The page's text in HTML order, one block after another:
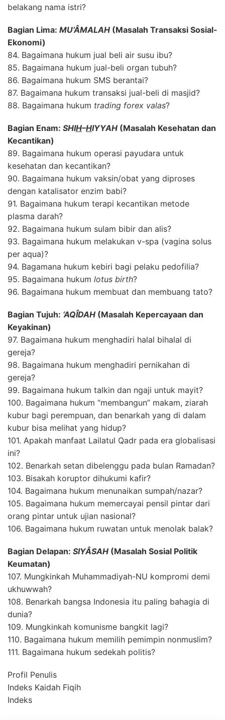
belakang nama istri?
Bagian Lima: MU‘ÂMALAH (Masalah Transaksi Sosial-
Ekonomi)
84. Bagaimana hukum jual beli air susu ibu?
85. Bagaimana hukum jual-beli organ tubuh?
86. Bagaimana hukum SMS berantai?
87. Bagaimana hukum transaksi jual-beli di masjid?
88. Bagaimana hukum trading forex valas?
Bagian Enam: SHIH–HIYYAH (Masalah Kesehatan dan
Kecantikan)
89. Bagaimana hukum operasi payudara untuk
kesehatan dan kecantikan?
90. Bagaimana hukum vaksin/obat yang diproses
dengan katalisator enzim babi?
91. Bagaimana hukum terapi kecantikan metode
plasma darah?
92. Bagaimana hukum sulam bibir dan alis?
93. Bagaimana hukum melakukan v-spa (vagina solus
per aqua)?
94. Bagamana hukum kebiri bagi pelaku pedofilia?
95. Bagaimana hukum lotus birth?
96. Bagaimana hukum membuat dan membuang tato?
Bagian Tujuh: ‘AQÎDAH (Masalah Kepercayaan dan
Keyakinan)
97. Bagaimana hukum menghadiri halal bihalal di
gereja?
98. Bagaimana hukum menghadiri pernikahan di
gereja?
99. Bagaimana hukum talkin dan ngaji untuk mayit?
100. Bagaimana hukum “membangun” makam, ziarah
kubur bagi perempuan, dan benarkah yang di dalam
kubur bisa melihat yang hidup?
101. Apakah manfaat Lailatul Qadr pada era globalisasi
ini?
102. Benarkah setan dibelenggu pada bulan Ramadan?
103. Bisakah koruptor dihukumi kafir?
104. Bagaimana hukum menunaikan sumpah/nazar?
105. Bagaimana hukum memercayai pensil pintar dari
orang pintar untuk ujian nasional?
106. Bagaimana hukum ruwatan untuk menolak balak?
Bagian Delapan: SIYÂSAH (Masalah Sosial Politik
Keumatan)
107. Mungkinkah Muhammadiyah-NU kompromi demi
ukhuwwah?
108. Benarkah bangsa Indonesia itu paling bahagia di
dunia?
109. Mungkinkah komunisme bangkit lagi?
110. Bagaimana hukum memilih pemimpin nonmuslim?
111. Bagaimana hukum sedekah politis?
Profil Penulis
Indeks Kaidah Fiqih
Indeks